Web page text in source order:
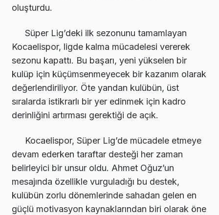
oluşturdu.
Süper Lig’deki ilk sezonunu tamamlayan
Kocaelispor, ligde kalma mücadelesi vererek
sezonu kapattı. Bu başarı, yeni yükselen bir
kulüp için küçümsenmeyecek bir kazanım olarak
değerlendiriliyor. Öte yandan kulübün, üst
sıralarda istikrarlı bir yer edinmek için kadro
derinliğini artırması gerektiği de açık.
Kocaelispor, Süper Lig’de mücadele etmeye
devam ederken taraftar desteği her zaman
belirleyici bir unsur oldu. Ahmet Oğuz’un
mesajında özellikle vurguladığı bu destek,
kulübün zorlu dönemlerinde sahadan gelen en
güçlü motivasyon kaynaklarından biri olarak öne